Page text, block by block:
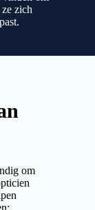
zich
om